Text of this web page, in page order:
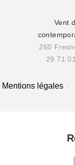
Vent
260
29 71
Mentions légales